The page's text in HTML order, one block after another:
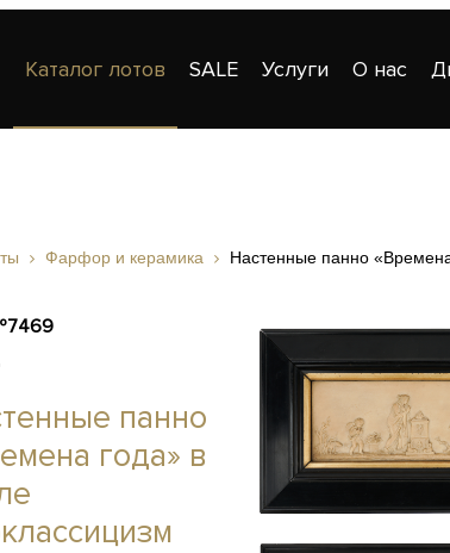
Каталог лотов SALE Услуги О нас
Фарфор и керамика Настенные панно
панно
года» в